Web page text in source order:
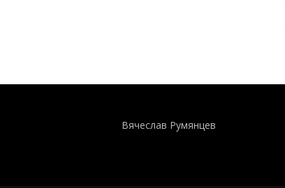
Вячеслав Румянцев